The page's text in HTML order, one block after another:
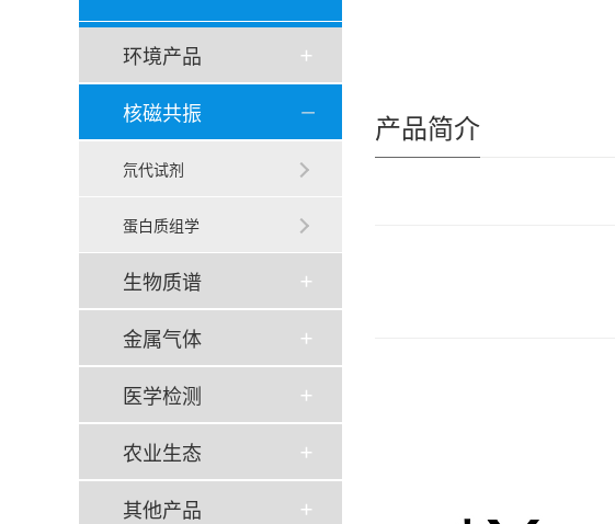
环境产品
核磁共振
氘代试剂
蛋白质组学
生物质谱
金属气体
医学检测
农业生态
其他产品
产品简介